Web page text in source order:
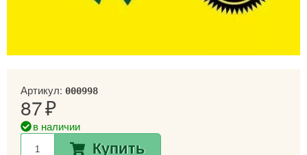
Артикул: 000998
87
в наличии
Купить